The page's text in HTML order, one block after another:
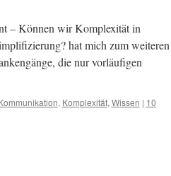
– Können wir Komplexität in
hat mich zum weiteren
die nur vorläufigen
, Komplexität, Wissen | 10